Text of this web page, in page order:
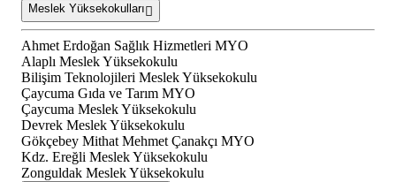
Meslek Yüksekokulları
Ahmet Erdoğan Sağlık Hizmetleri MYO
Alaplı Meslek Yüksekokulu
Bilişim Teknolojileri Meslek Yüksekokulu
Çaycuma Gıda ve Tarım MYO
Çaycuma Meslek Yüksekokulu
Devrek Meslek Yüksekokulu
Gökçebey Mithat Mehmet Çanakçı MYO
Kdz. Ereğli Meslek Yüksekokulu
Zonguldak Meslek Yüksekokulu